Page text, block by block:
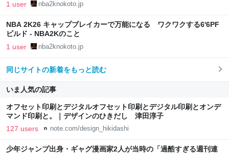
1 user nba2knokoto.jp
NBA 2K26 キャップブレイカーで万能になる ワクワクする6'6PF
ビルド - NBA2Kのこと
1 user nba2knokoto.jp
同じサイトの新着をもっと読む
いま人気の記事
オフセット印刷とデジタルオフセット印刷とデジタル印刷とオンデ
マンド印刷と。｜デザインのひきだし 津田淳子
127 users note.com/design_hikidashi
少年ジャンプ出身・ギャグ漫画家2人が当時の「過酷すぎる週刊連